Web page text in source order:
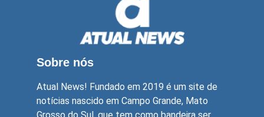
Sobre nós
Atual News! Fundado em 2019 é um site de
notícias nascido em Campo Grande, Mato